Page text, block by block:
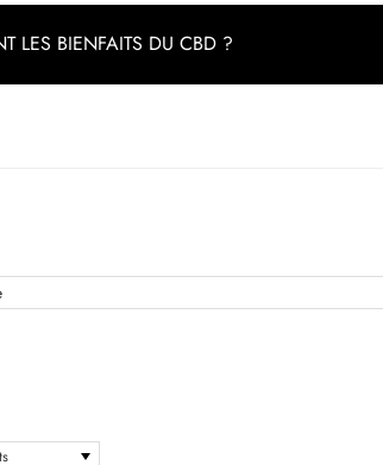
LES BIENFAITS DU CBD ?